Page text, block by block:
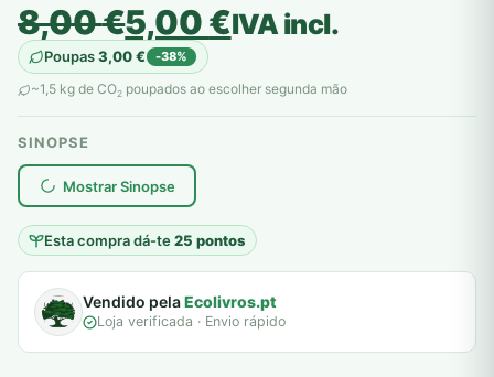
8,00€
O
preço
original
era:
8,00 €.
5,00€
O
preço
atual
é:
5,00 €.
IVA incl.
Poupas3,00€ -38%
~1,5 kg de CO2 poupados ao escolher segunda mão
SINOPSE
Mostrar Sinopse
Esta compra dá-te25 pontos
plantar árvores reais
Vendido pelaEcolivros.pt
Loja verificada · Envio rápido